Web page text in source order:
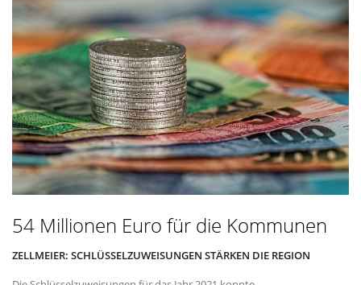
54 Millionen Euro für die Kommunen
ZELLMEIER: SCHLÜSSELZUWEISUNGEN STÄRKEN DIE REGION